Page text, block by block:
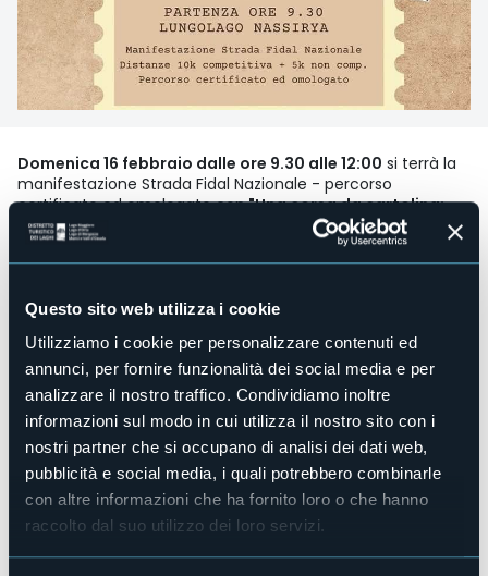
Questo sito web utilizza i cookie
Utilizziamo i cookie per personalizzare contenuti ed
annunci, per fornire funzionalità dei social media e per
analizzare il nostro traffico. Condividiamo inoltre
informazioni sul modo in cui utilizza il nostro sito con i
nostri partner che si occupano di analisi dei dati web,
pubblicità e social media, i quali potrebbero combinarle
con altre informazioni che ha fornito loro o che hanno
raccolto dal suo utilizzo dei loro servizi.
Domenica 16 febbraio dalle ore 9.30 alle 12:00 si terrà la
manifestazione Strada Fidal Nazionale - percorso
certificato ed omologato con"Una corsa da cartolina:
Arona10k".
Distanze:10k competitiva + 5k non competitiva.
Ore 7:30 ritrovo presso Lungolago Caduti di Nassirya
Ore 9:30 partenza gara competitiva
Ore 10:15 partenza gara non competitiva
Costi:
Gara non competitiva: € 5,00
Gara competitiva: € 20,00
Iscrizione:
Direttamente cliccandoqui
Programma dettagliato in allegato